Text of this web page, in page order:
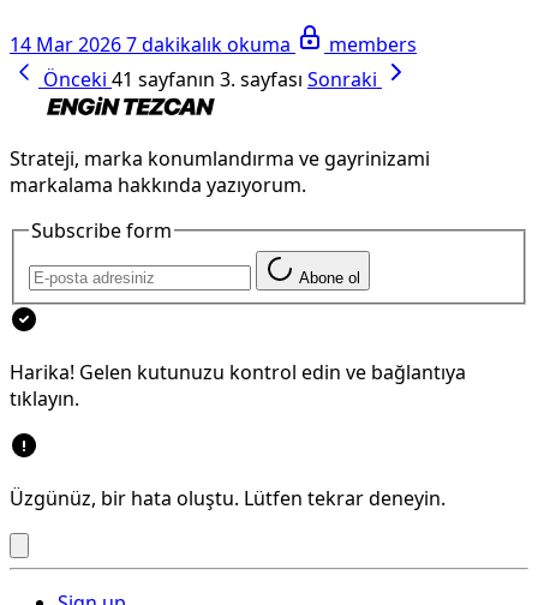
14 Mar 20267 dakikalık okuma
members
Önceki 41 sayfanın 3. sayfası Sonraki
Strateji, marka konumlandırma ve gayrinizami
markalama hakkında yazıyorum.
Subscribe form
Abone ol
Harika! Gelen kutunuzu kontrol edin ve bağlantıya
tıklayın.
Üzgünüz, bir hata oluştu. Lütfen tekrar deneyin.